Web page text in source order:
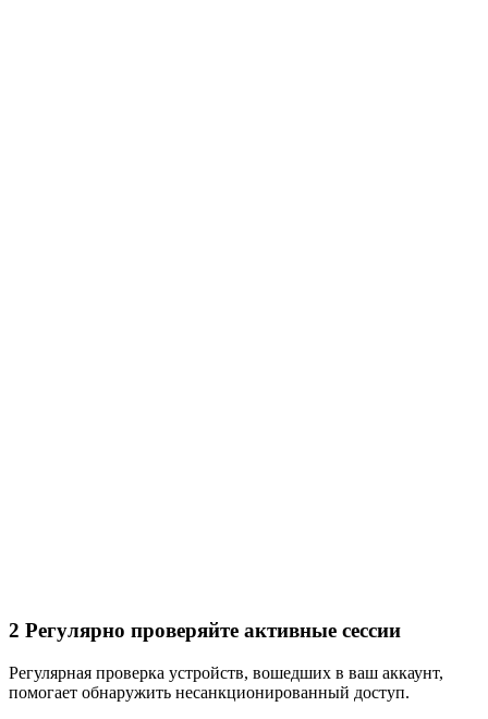
2 Регулярно проверяйте активные сессии
Регулярная проверка устройств, вошедших в ваш аккаунт,
помогает обнаружить несанкционированный доступ.